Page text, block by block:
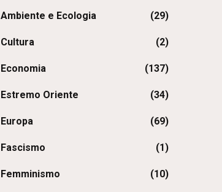
Ambiente e Ecologia (29)
Cultura (2)
Economia (137)
Estremo Oriente (34)
Europa (69)
Fascismo (1)
Femminismo (10)